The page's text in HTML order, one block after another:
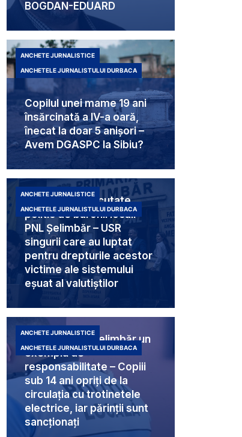
BOGDAN-EDUARD
Copilul unei mame 19 ani
însărcinată a IV-a oară,
înecat la doar 5 anișori –
Avem DGASPC la Sibiu?
ANCHETE JURNALISTICE
ANCHETELE JURNALISTULUI DURBACA
Trei femei executate
politic de baronii locali
PNL Șelimbăr – USR
singurii care au luptat
pentru drepturile acestor
victime ale sistemului
eșuat al valutiștilor
ANCHETE JURNALISTICE
ANCHETELE JURNALISTULUI DURBACA
Poliția Locală Șelimbăr un
exemplu de
responsabilitate – Copiii
sub 14 ani opriți de la
circulația cu trotinetele
electrice, iar părinții sunt
sancționați
ANCHETE JURNALISTICE
ANCHETELE JURNALISTULUI DURBACA